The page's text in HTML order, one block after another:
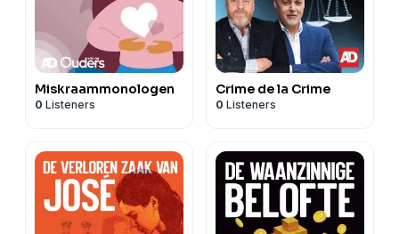
Miskraammonologen
0 Listeners
Crime de la Crime
0 Listeners